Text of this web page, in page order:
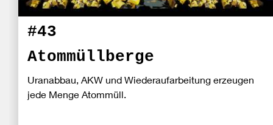
#43
Atommüllberge
Uranabbau, AKW und Wiederaufarbeitung erzeugen
jede Menge Atommüll.